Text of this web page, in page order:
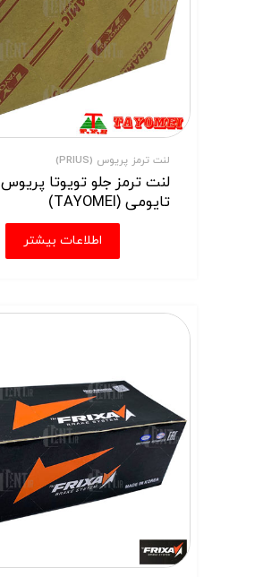
لنت ترمز پریوس (PRIUS)
لنت ترمز جلو تویوتا پریوس
تایومی (TAYOMEI)
اطلاعات بیشتر